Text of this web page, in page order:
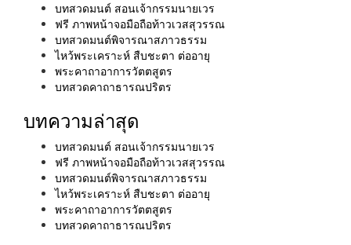
บทสวดมนต์ สอนเจ้ากรรมนายเวร
ฟรี ภาพหน้าจอมือถือท้าวเวสสุวรรณ
บทสวดมนต์พิจารณาสภาวธรรม
ไหว้พระเคราะห์ สืบชะตา ต่ออายุ
พระคาถาอาการวัตตสูตร
บทสวดคาถาธารณปริตร
บทความล่าสุด
บทสวดมนต์ สอนเจ้ากรรมนายเวร
ฟรี ภาพหน้าจอมือถือท้าวเวสสุวรรณ
บทสวดมนต์พิจารณาสภาวธรรม
ไหว้พระเคราะห์ สืบชะตา ต่ออายุ
พระคาถาอาการวัตตสูตร
บทสวดคาถาธารณปริตร